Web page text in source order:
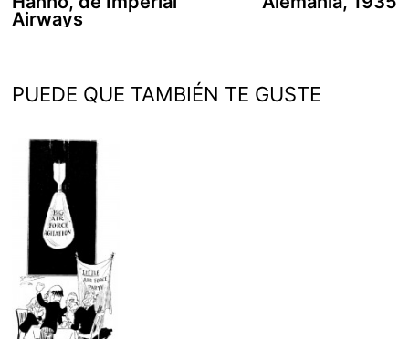
de
entradas
Airways
PUEDE QUE TAMBIÉN TE GUSTE